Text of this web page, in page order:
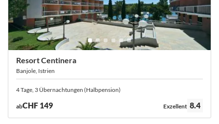
Resort Centinera
Banjole, Istrien
4 Tage, 3 Übernachtungen (Halbpension)
abCHF 149 Bewertung:
Exzellent 8.4